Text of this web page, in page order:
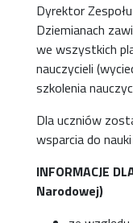
Dyrektor
Dziemianach
we wszystkich
nauczycieli
szkolenia
Dla uczniów
wsparcia do
INFORMACJE
Narodowej)